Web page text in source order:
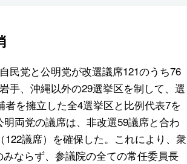
民党と公明党が改選議席121のうち76
手、沖縄以外の29選挙区を制して、選
を擁立した全4選挙区と比例代表7を
両党の議席は、非改選59議席と合わ
議席）を確保した。これにより、衆
ならず、参議院の全ての常任委員長